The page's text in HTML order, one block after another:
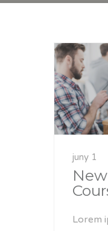
juny 1
Lorem